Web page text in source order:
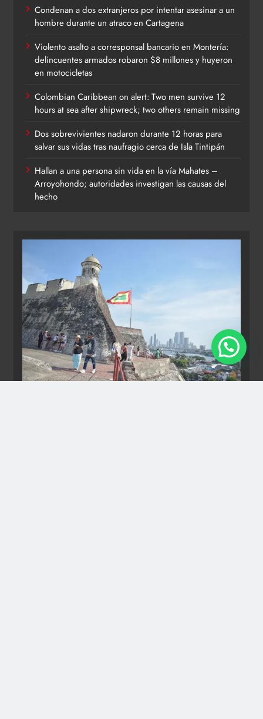
Condenan a dos extranjeros por intentar asesinar a un
hombre durante un atraco en Cartagena
Violento asalto a corresponsal bancario en Montería:
delincuentes armados robaron $8 millones y huyeron
en motocicletas
Colombian Caribbean on alert: Two men survive 12
hours at sea after shipwreck; two others remain missing
Dos sobrevivientes nadaron durante 12 horas para
salvar sus vidas tras naufragio cerca de Isla Tintipán
Hallan a una persona sin vida en la vía Mahates –
Arroyohondo; autoridades investigan las causas del
hecho